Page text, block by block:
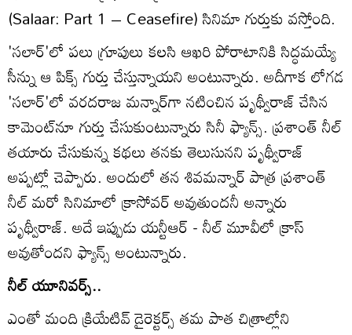
(Salaar: Part 1 – Ceasefire) సినిమా గుర్తుకు వస్తోంది.
'సలార్'లో పలు గ్రూపులు కలసి ఆఖరి పోరాటానికి సిద్ధమయ్యే
సీన్ను ఆ పిక్స్ గుర్తు చేస్తున్నాయని అంటున్నారు. అదీగాక లోగడ
'సలార్'లో వరదరాజ మన్నార్‌గా నటించిన పృథ్వీరాజ్ చేసిన
కామెంట్‌నూ గుర్తు చేసుకుంటున్నారు సినీ ఫ్యాన్స్. ప్రశాంత్ నీల్
తయారు చేసుకున్న కథలు తనకు తెలుసునని పృథ్వీరాజ్
అప్పట్లో చెప్పారు. అందులో తన శివమన్నార్ పాత్ర ప్రశాంత్
నీల్ మరో సినిమాలో క్రాసోవర్ అవుతుందనీ అన్నారు
పృథ్వీరాజ్. అదే ఇప్పుడు యన్టీఆర్ - నీల్ మూవీలో క్రాస్
అవుతోందని ఫ్యాన్స్ అంటున్నారు.
నీల్ యూనివర్స్..
ఎంతో మంది క్రియేటివ్ డైరెక్టర్స్ తమ పాత చిత్రాల్లోని